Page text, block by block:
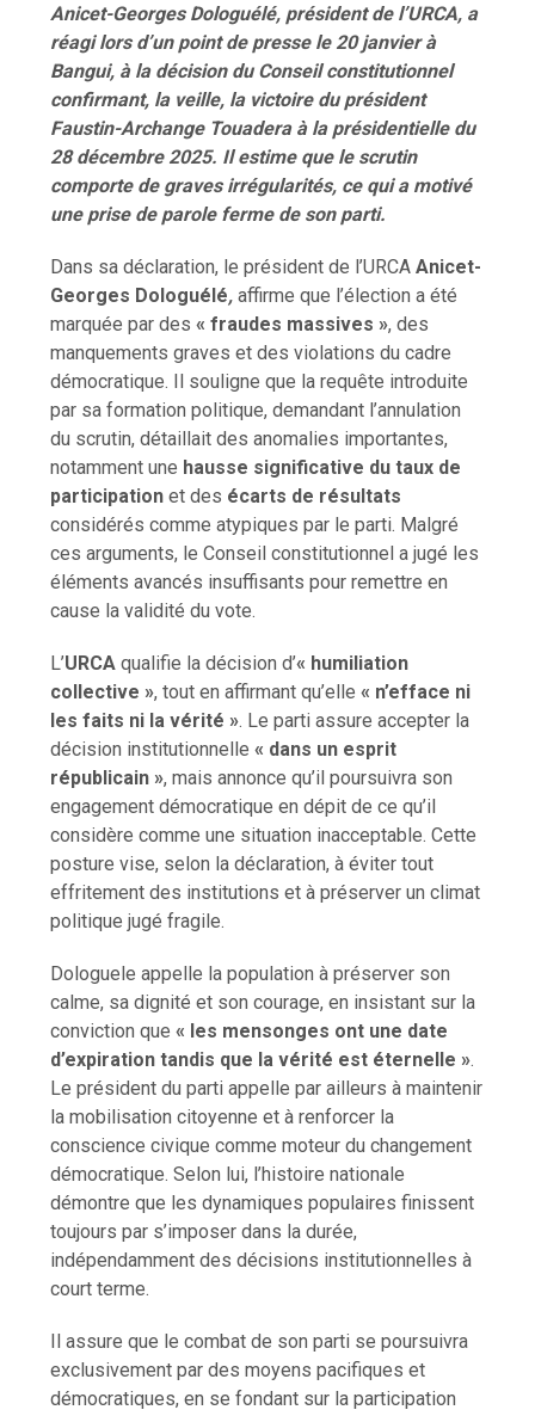
Anicet-Georges Dologuélé, président de l’URCA, a
réagi lors d’un point de presse le 20 janvierà
Bangui, à la décision du Conseil constitutionnel
confirmant, la veille, la victoire du président
Faustin-Archange Touadera à la présidentielle du
28 décembre 2025. Il estime que le scrutin
comporte de graves irrégularités, ce qui a motivé
une prise de parole ferme de son parti.
Dans sa déclaration, le président de l’URCAAnicet-
Georges Dologuélé, affirme que l’élection a été
marquée par des« fraudes massives », des
manquements graves et des violations du cadre
démocratique. Il souligne que la requête introduite
par sa formation politique, demandant l’annulation
du scrutin, détaillait des anomalies importantes,
notamment une hausse significative du taux de
participation et des écarts de résultats
considérés comme atypiques par le parti. Malgré
ces arguments, le Conseil constitutionnel a jugé les
éléments avancés insuffisants pour remettre en
cause la validité du vote.
L’URCA qualifie la décision d’« humiliation
collective », tout en affirmant qu’elle« n’efface ni
les faits ni la vérité ». Le parti assure accepter la
décision institutionnelle« dans un esprit
républicain », mais annonce qu’il poursuivra son
engagement démocratique en dépit de ce qu’il
considère comme une situation inacceptable. Cette
posture vise, selon la déclaration, à éviter tout
effritement des institutions et à préserver un climat
politique jugé fragile.
Dologuele appelle la population à préserver son
calme, sa dignité et son courage, en insistant sur la
conviction que« les mensonges ont une date
d’expiration tandis que la vérité est éternelle ».
Le président du parti appelle par ailleurs à maintenir
la mobilisation citoyenne et à renforcer la
conscience civique comme moteur du changement
démocratique. Selon lui, l’histoire nationale
démontre que les dynamiques populaires finissent
toujours par s’imposer dans la durée,
indépendamment des décisions institutionnelles à
court terme.
Il assure que le combat de son parti se poursuivra
exclusivement par des moyens pacifiques et
démocratiques, en se fondant sur la participation